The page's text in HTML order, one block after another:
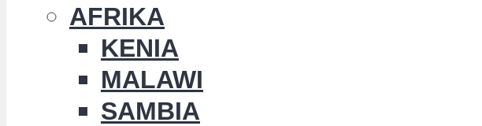
AFRIKA
KENIA
MALAWI
SAMBIA